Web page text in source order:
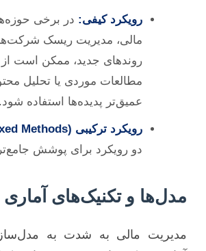
رویکرد کیفی: در برخی حوزه‌ها
مالی، مدیریت ریسک شرکت‌ها
روندهای جدید، ممکن است از
مطالعات موردی یا تحلیل
عمیق‌تر پدیده‌ها استفاده شود.
رویکرد ترکیبی (Mixed Methods):
دو رویکرد برای پوشش
مدل‌ها و تکنیک‌های آماری
مدیریت مالی به شدت به